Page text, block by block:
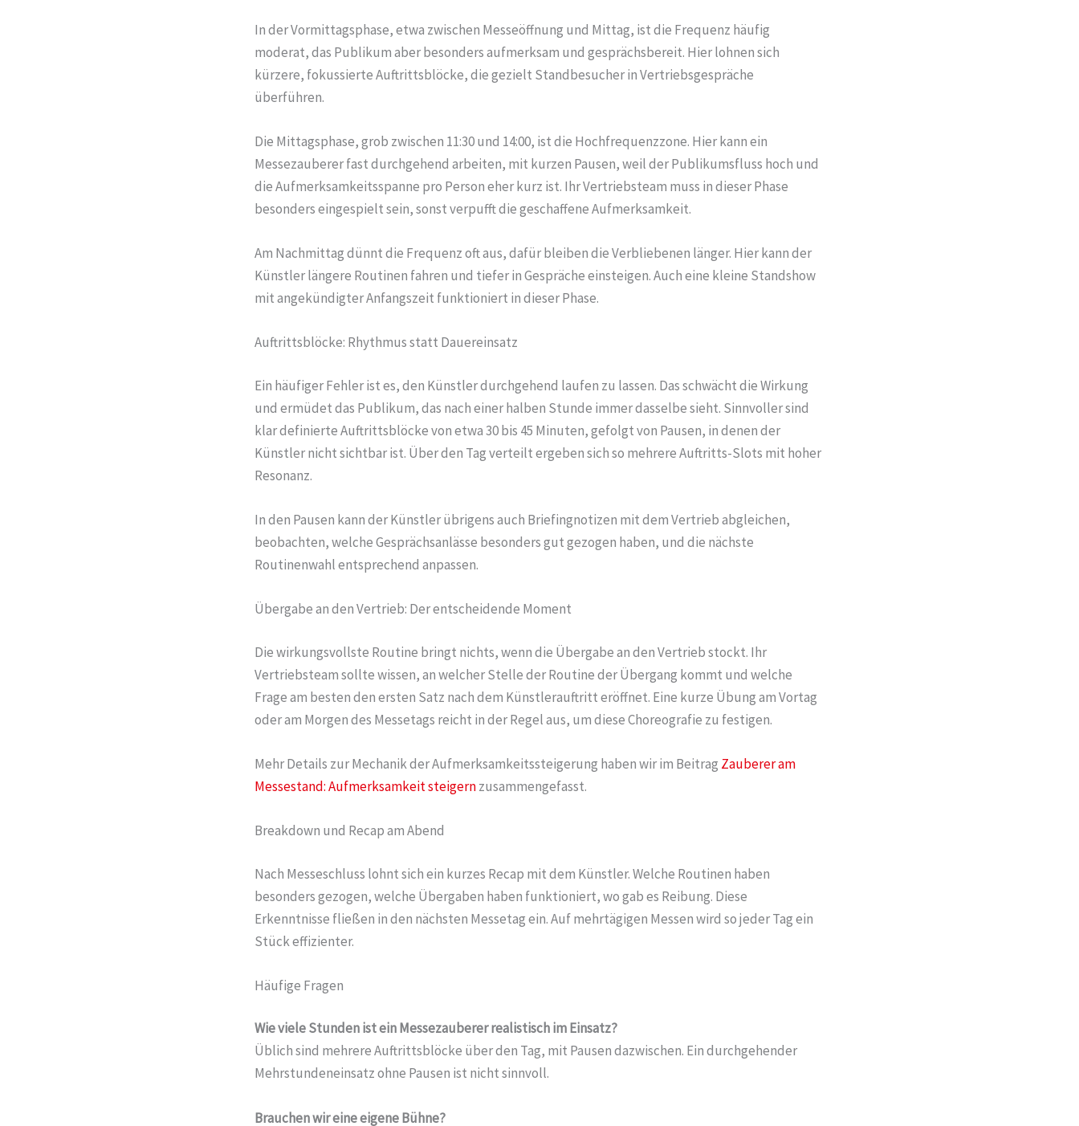
In der Vormittagsphase, etwa zwischen Messeöffnung und Mittag, ist die Frequenz häufig
moderat, das Publikum aber besonders aufmerksam und gesprächsbereit. Hier lohnen sich
kürzere, fokussierte Auftrittsblöcke, die gezielt Standbesucher in Vertriebsgespräche
überführen.
Die Mittagsphase, grob zwischen 11:30 und 14:00, ist die Hochfrequenzzone. Hier kann ein
Messezauberer fast durchgehend arbeiten, mit kurzen Pausen, weil der Publikumsfluss hoch und
die Aufmerksamkeitsspanne pro Person eher kurz ist. Ihr Vertriebsteam muss in dieser Phase
besonders eingespielt sein, sonst verpufft die geschaffene Aufmerksamkeit.
Am Nachmittag dünnt die Frequenz oft aus, dafür bleiben die Verbliebenen länger. Hier kann der
Künstler längere Routinen fahren und tiefer in Gespräche einsteigen. Auch eine kleine Standshow
mit angekündigter Anfangszeit funktioniert in dieser Phase.
Auftrittsblöcke: Rhythmus statt Dauereinsatz
Ein häufiger Fehler ist es, den Künstler durchgehend laufen zu lassen. Das schwächt die Wirkung
und ermüdet das Publikum, das nach einer halben Stunde immer dasselbe sieht. Sinnvoller sind
klar definierte Auftrittsblöcke von etwa 30 bis 45 Minuten, gefolgt von Pausen, in denen der
Künstler nicht sichtbar ist. Über den Tag verteilt ergeben sich so mehrere Auftritts-Slots mit hoher
Resonanz.
In den Pausen kann der Künstler übrigens auch Briefingnotizen mit dem Vertrieb abgleichen,
beobachten, welche Gesprächsanlässe besonders gut gezogen haben, und die nächste
Routinenwahl entsprechend anpassen.
Übergabe an den Vertrieb: Der entscheidende Moment
Die wirkungsvollste Routine bringt nichts, wenn die Übergabe an den Vertrieb stockt. Ihr
Vertriebsteam sollte wissen, an welcher Stelle der Routine der Übergang kommt und welche
Frage am besten den ersten Satz nach dem Künstlerauftritt eröffnet. Eine kurze Übung am Vortag
oder am Morgen des Messetags reicht in der Regel aus, um diese Choreografie zu festigen.
Mehr Details zur Mechanik der Aufmerksamkeitssteigerung haben wir im Beitrag Zauberer am
Messestand: Aufmerksamkeit steigernzusammengefasst.
Breakdown und Recap am Abend
Nach Messeschluss lohnt sich ein kurzes Recap mit dem Künstler. Welche Routinen haben
besonders gezogen, welche Übergaben haben funktioniert, wo gab es Reibung. Diese
Erkenntnisse fließen in den nächsten Messetag ein. Auf mehrtägigen Messen wird so jeder Tag ein
Stück effizienter.
Häufige Fragen
Wie viele Stunden ist ein Messezauberer realistisch im Einsatz?
Üblich sind mehrere Auftrittsblöcke über den Tag, mit Pausen dazwischen. Ein durchgehender
Mehrstundeneinsatz ohne Pausen ist nicht sinnvoll.
Brauchen wir eine eigene Bühne?